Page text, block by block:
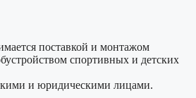
поставкой и монтажом
спортивных и детских
и юридическими лицами.